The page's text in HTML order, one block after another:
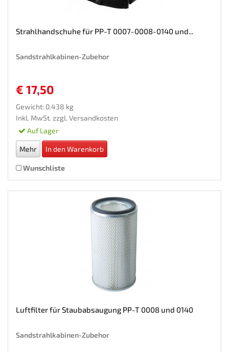
Strahlhandschuhe für PP-T 0007-0008-0140 und...
Sandstrahlkabinen-Zubehor
€ 17,50
Gewicht: 0.438 kg
Inkl. MwSt. zzgl. Versandkosten
Auf Lager
Mehr In den Warenkorb
Wunschliste
Luftfilter für Staubabsaugung PP-T 0008 und 0140
Sandstrahlkabinen-Zubehor